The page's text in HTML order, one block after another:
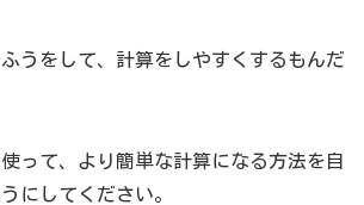
うをして、計算をしやすくするもんだ
って、より簡単な計算になる方法を自
にしてください。